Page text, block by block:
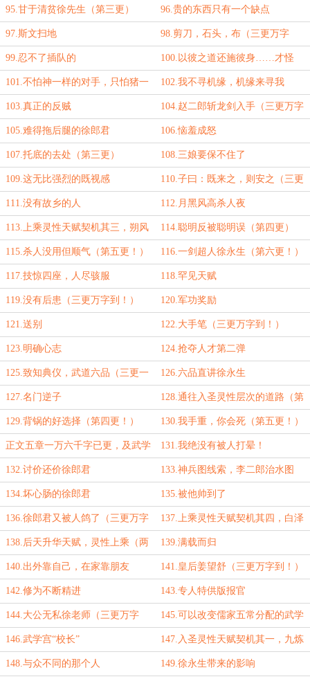
95.甘于清贫徐先生（第三更） 96.贵的东西只有一个缺点
97.斯文扫地 98.剪刀，石头，布（三更万字
到！）
99.忍不了插队的 100.以彼之道还施彼身……才怪
101.不怕神一样的对手，只怕猪一
样的队友（三更万字到！）
102.我不寻机缘，机缘来寻我
103.真正的反贼 104.赵二郎斩龙剑入手（三更万字
到！）
105.难得拖后腿的徐郎君 106.恼羞成怒
107.托底的去处（第三更） 108.三娘要保不住了
109.这无比强烈的既视感 110.子曰：既来之，则安之（三更
万字到！）
111.没有故乡的人 112.月黑风高杀人夜
113.上乘灵性天赋契机其三，朔风
霜华（第三更）
114.聪明反被聪明误（第四更）
115.杀人没用但顺气（第五更！） 116.一剑超人徐永生（第六更！）
117.技惊四座，人尽骇服 118.罕见天赋
119.没有后患（三更万字到！） 120.军功奖励
121.送别 122.大手笔（三更万字到！）
123.明确心志 124.抢夺人才第二弹
125.致知典仪，武道六品（三更一
万一千字）
126.六品直讲徐永生
127.名门逆子 128.通往入圣灵性层次的道路（第
三更）
129.背锅的好选择（第四更！） 130.我手重，你会死（第五更！）
正文五章一万六千字已更，及武学
第三波总结罗列
131.我绝没有被人打晕！
132.讨价还价徐郎君 133.神兵图线索，李二郎治水图
（第三更）
134.坏心肠的徐郎君 135.被他帅到了
136.徐郎君又被人鸽了（三更万字
到！）
137.上乘灵性天赋契机其四，白泽
角（5k章节）
138.后天升华天赋，灵性上乘（两
更万字到！）
139.满载而归
140.出外靠自己，在家靠朋友 141.皇后姜望舒（三更万字到！）
142.修为不断精进 143.专人特供版报官
144.大公无私徐老师（三更万字
到！）
145.可以改变儒家五常分配的武学
146.武学宫“校长” 147.入圣灵性天赋契机其一，九炼
琼华（三更万字到！）
148.与众不同的那个人 149.徐永生带来的影响